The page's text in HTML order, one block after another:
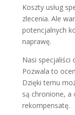
Koszty usług
zlecenia. Ale
potencjalnych
naprawę.
Nasi specjaliści
Pozwala to
Dzięki temu
są chronione, a
rekompensatę.